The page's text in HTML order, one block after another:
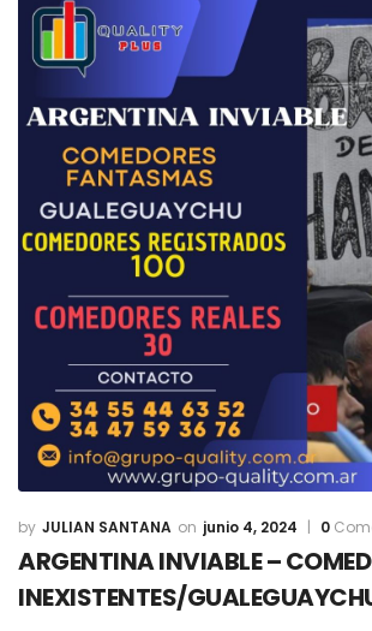
JULIAN SANTANA junio 4, 2024 0
ARGENTINA INVIABLE –
INEXISTENTES/